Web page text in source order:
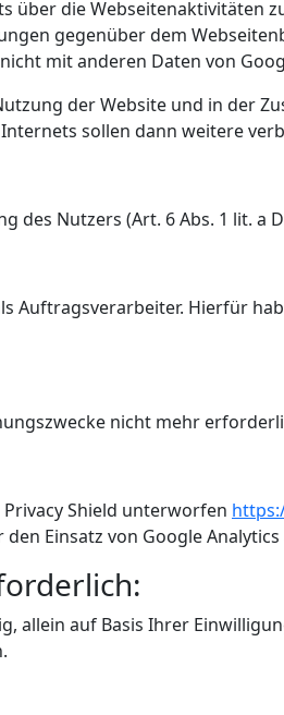
über die Webseitenaktivitäten
gegenüber dem
mit anderen Daten von
der Website und in der
sollen dann weitere
Nutzers (Art. 6 Abs. 1 lit. a
Auftragsverarbeiter. Hierfür
nicht mehr
Shield unterworfen
Einsatz von Google Analytics
auf Basis Ihrer